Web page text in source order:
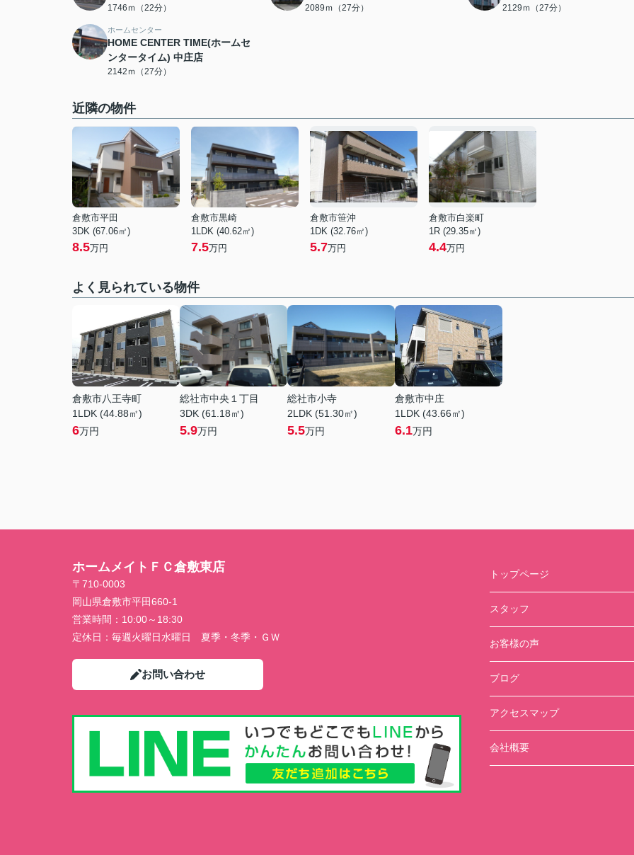
1746ｍ（22分） 2089ｍ（27分） 2129ｍ（27分）
ホームセンター
HOME CENTER TIME(ホームセ
ンタータイム) 中庄店
2142ｍ（27分）
近隣の物件
倉敷市平田
3DK (67.06㎡)
8.5万円
倉敷市黒崎
1LDK (40.62㎡)
7.5万円
倉敷市笹沖
1DK (32.76㎡)
5.7万円
倉敷市白楽町
1R (29.35㎡)
4.4万円
よく見られている物件
倉敷市八王寺町
1LDK (44.88㎡)
6万円
総社市中央１丁目
3DK (61.18㎡)
5.9万円
総社市小寺
2LDK (51.30㎡)
5.5万円
倉敷市中庄
1LDK (43.66㎡)
6.1万円
ホームメイトＦＣ倉敷東店
〒710-0003
岡山県倉敷市平田660-1
営業時間： 10:00～18:30
定休日： 毎週火曜日水曜日 夏季・冬季・ＧＷ
お問い合わせ
トップページ
スタッフ
お客様の声
ブログ
アクセスマップ
会社概要